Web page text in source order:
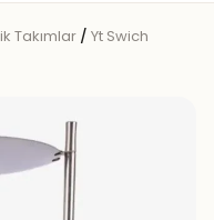
Takımlar / Yt Swich